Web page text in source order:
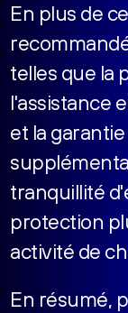
En plus de
telles que la
l'assistance
et la
tranquillité
protection
activité de
En résumé,